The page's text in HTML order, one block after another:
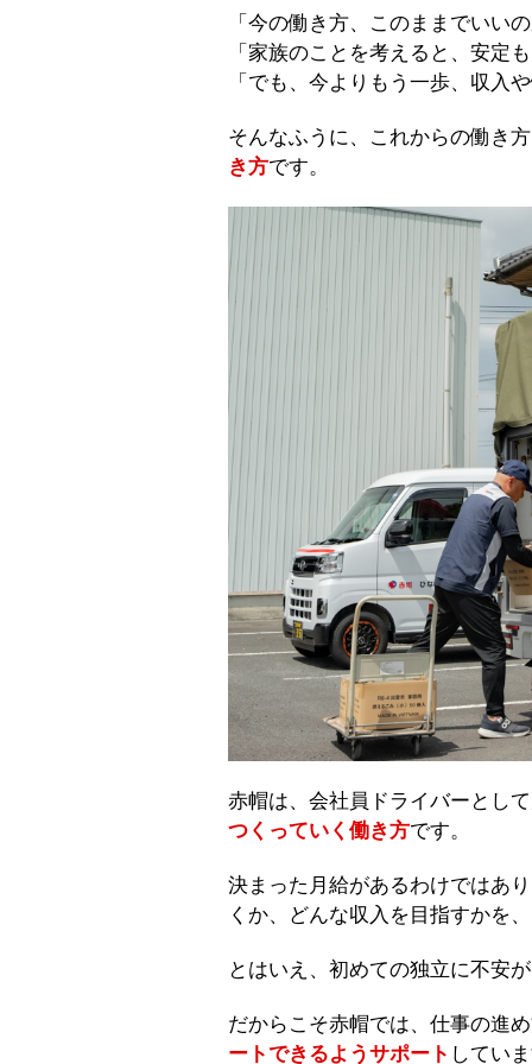
「今の働き方、このままでいい
「家族のことを考えると、安定
「でも、今よりもう一歩、収入
そんなふうに、これからの働き
き方です。
赤帽は、会社員ドライバーとし
つくっていく働き方です。
決まった月給があるわけではあ
くか、どんな収入を目指すかを
とはいえ、初めての独立に不安
だからこそ赤帽では、仕事の進
ートできるようサポート してい